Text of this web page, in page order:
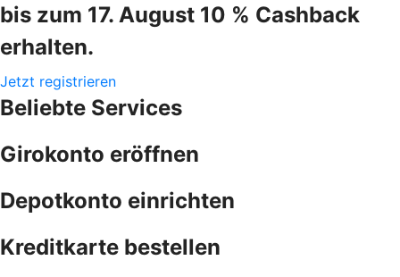
bis zum 17. August 10 % Cashback
erhalten.
Jetzt registrieren
Beliebte Services
Girokonto eröffnen
Depotkonto einrichten
Kreditkarte bestellen